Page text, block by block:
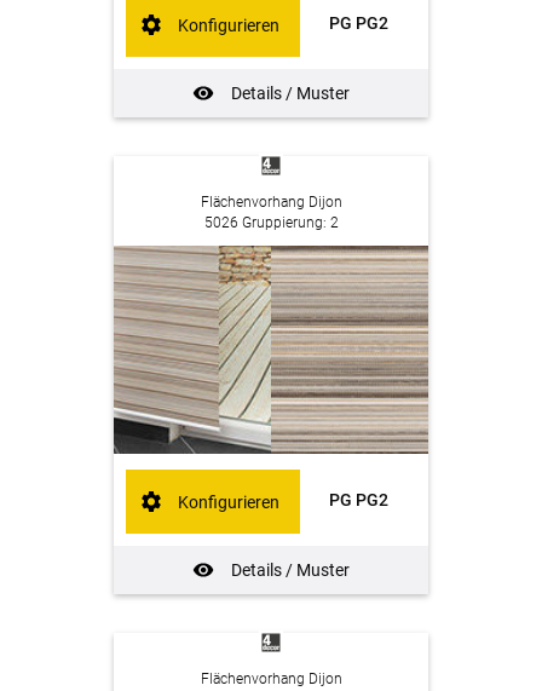
PG PG2
Details / Muster
Konfigurieren
Flächenvorhang Dijon
5026 Gruppierung: 2
PG PG2
Details / Muster
Konfigurieren
Flächenvorhang Dijon